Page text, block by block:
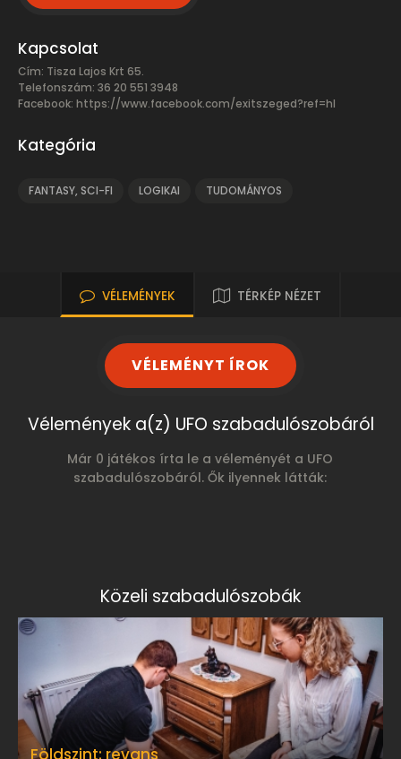
Kapcsolat
Cím: Tisza Lajos Krt 65.
Telefonszám: 36 20 551 3948
Facebook: https://www.facebook.com/exitszeged?ref=hl
Kategória
FANTASY, SCI-FI LOGIKAI TUDOMÁNYOS
VÉLEMÉNYEK TÉRKÉP NÉZET
VÉLEMÉNYT ÍROK
Vélemények a(z) UFO szabadulószobáról
Már 0 játékos írta le a véleményét a UFO
szabadulószobáról. Ők ilyennek látták:
Közeli szabadulószobák
Földszint: revans